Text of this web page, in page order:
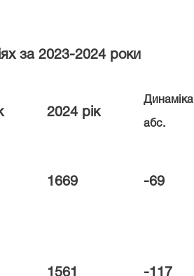
за 2023-2024 роки
2024 рік
Динаміка
абс.
1669 -69
1561 -117